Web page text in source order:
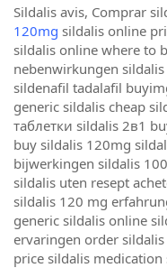
Sildalis avis, Comprar
120mg sildalis online
sildalis online where to
nebenwirkungen
sildenafil tadalafil
generic sildalis cheap
таблетки sildalis 2в1
buy sildalis 120mg
bijwerkingen sildalis
sildalis uten resept
sildalis 120 mg
generic sildalis online
ervaringen order
price sildalis